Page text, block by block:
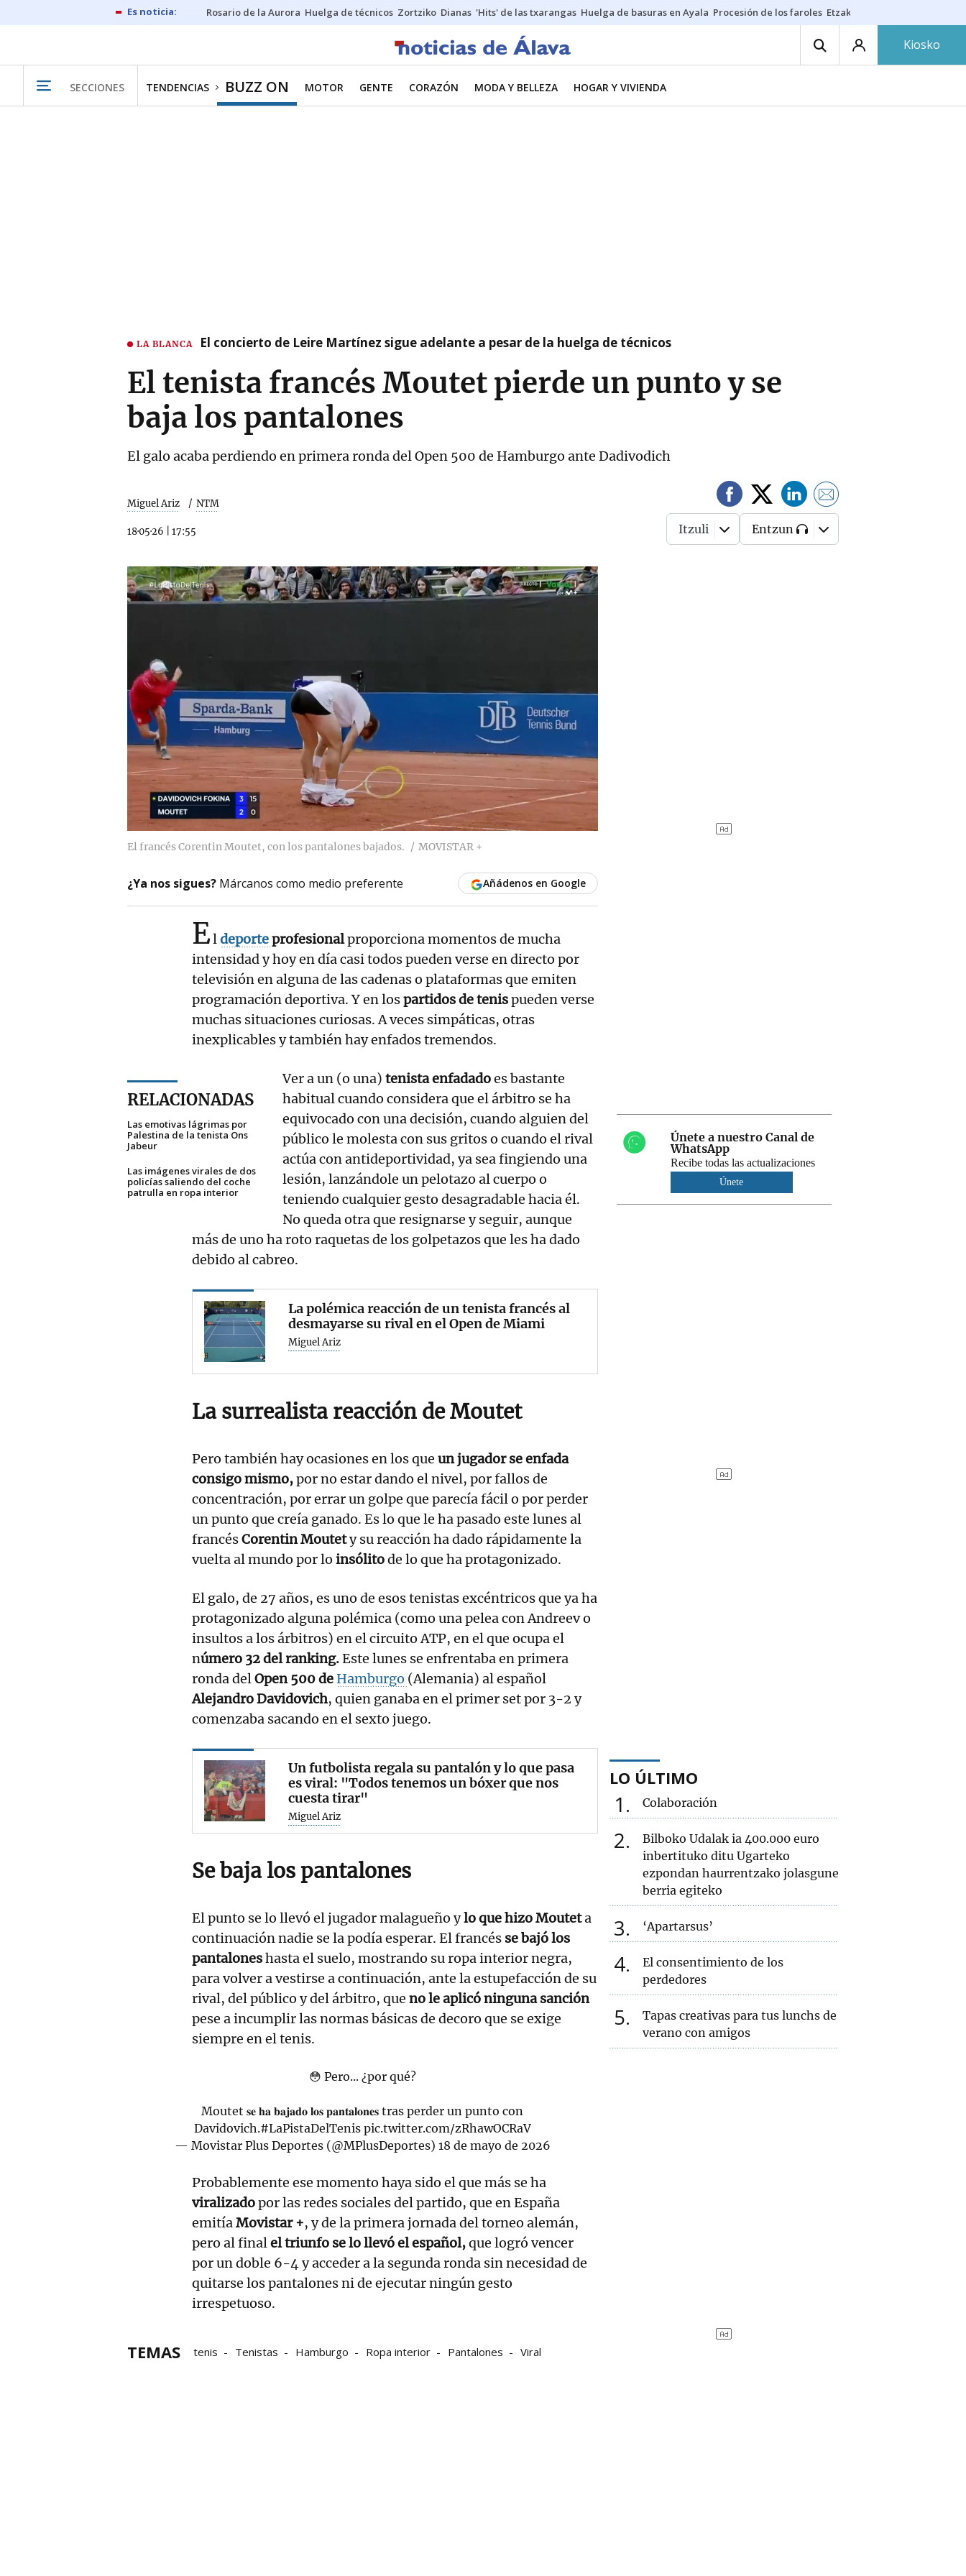
Rosario de la Aurora Huelga de técnicos Zortziko Dianas 'Hits' de las txarangas Huelga de basuras en Ayala Procesión de los faroles Etzakit
Kiosko
SECCIONES TENDENCIAS BUZZ ON MOTOR GENTE CORAZÓN MODA Y BELLEZA HOGAR Y VIVIENDA
LA BLANCA El concierto de Leire Martínez sigue adelante a pesar de la huelga de técnicos
El tenista francés Moutet pierde un punto y se
baja los pantalones
El galo acaba perdiendo en primera ronda del Open 500 de Hamburgo ante Dadivodich
Miguel Ariz NTM
18·05·26 17:55 Itzuli Entzun
El francés Corentin Moutet, con los pantalones bajados. MOVISTAR +
¿Ya nos sigues? Márcanos como medio preferente Añádenos en Google
Eldeporteprofesionalproporciona momentos de mucha
intensidad y hoy en día casi todos pueden verse en directo por
televisión en alguna de las cadenas o plataformas que emiten
programación deportiva. Y en lospartidos de tenispueden verse
muchas situaciones curiosas. A veces simpáticas, otras
inexplicables y también hay enfados tremendos.
RELACIONADAS
Las emotivas lágrimas por
Palestina de la tenista Ons
Jabeur
Las imágenes virales de dos
policías saliendo del coche
patrulla en ropa interior
Ver a un (o una) tenista enfadadoes bastante
habitual cuando considera que el árbitro se ha
equivocado con una decisión, cuando alguien del
público le molesta con sus gritos o cuando el rival
actúa con antideportividad, ya sea fingiendo una
lesión, lanzándole un pelotazo al cuerpo o
teniendo cualquier gesto desagradable hacia él.
No queda otra que resignarse y seguir, aunque
más de uno ha roto raquetas de los golpetazos que les ha dado
debido al cabreo.
La polémica reacción de un tenista francés al
desmayarse su rival en el Open de Miami
Miguel Ariz
La surrealista reacción de Moutet
Pero también hay ocasiones en los que un jugador se enfada
consigo mismo,por no estar dando el nivel, por fallos de
concentración, por errar un golpe que parecía fácil o por perder
un punto que creía ganado. Es lo que le ha pasado este lunes al
francésCorentin Moutety su reacción ha dado rápidamente la
vuelta al mundo por lo insólitode lo que ha protagonizado.
El galo, de 27 años, es uno de esos tenistas excéntricos que ya ha
protagonizado alguna polémica (como una pelea con Andreev o
insultos a los árbitros) en el circuito ATP, en el que ocupa el
número 32 del ranking.Este lunes se enfrentaba en primera
ronda delOpen 500 de Hamburgo (Alemania) al español
Alejandro Davidovich, quien ganaba en el primer set por 3-2 y
comenzaba sacando en el sexto juego.
Un futbolista regala su pantalón y lo que pasa
es viral: "Todos tenemos un bóxer que nos
cuesta tirar"
Miguel Ariz
Se baja los pantalones
El punto se lo llevó el jugador malagueño ylo que hizo Mouteta
continuación nadie se la podía esperar. El francés se bajó los
pantaloneshasta el suelo, mostrando su ropa interior negra,
para volver a vestirse a continuación, ante la estupefacción de su
rival, del público y del árbitro, que no le aplicó ninguna sanción
pese a incumplir las normas básicas de decoro que se exige
siempre en el tenis.
😳 Pero... ¿por qué?
Moutet 𝐬𝐞 𝐡𝐚 𝐛𝐚𝐣𝐚𝐝𝐨 𝐥𝐨𝐬 𝐩𝐚𝐧𝐭𝐚𝐥𝐨𝐧𝐞𝐬 tras perder un punto con
Davidovich.#LaPistaDelTenis pic.twitter.com/zRhawOCRaV
— Movistar Plus Deportes (@MPlusDeportes) 18 de mayo de 2026
Probablemente ese momento haya sido el que más se ha
viralizadopor las redes sociales del partido, que en España
emitíaMovistar +, y de la primera jornada del torneo alemán,
pero al finalel triunfo se lo llevó el español,que logró vencer
por un doble 6-4 y acceder a la segunda ronda sin necesidad de
quitarse los pantalones ni de ejecutar ningún gesto
irrespetuoso.
TEMAS tenis Tenistas Hamburgo Ropa interior Pantalones Viral
Únete a nuestro Canal de
WhatsApp
Recibe todas las actualizaciones
Únete
LO ÚLTIMO
1 Colaboración
2
Bilboko Udalak ia 400.000 euro
inbertituko ditu Ugarteko
ezpondan haurrentzako jolasgune
berria egiteko
3 ‘Apartarsus’
4
El consentimiento de los
perdedores
5
Tapas creativas para tus lunchs de
verano con amigos